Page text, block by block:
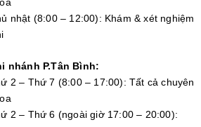
nhật (8:00 – 12:00): Khám & xét nghiệm
nhánh P.Tân Bình:
2 – Thứ 7 (8:00 – 17:00): Tất cả chuyên
2 – Thứ 6 (ngoài giờ 17:00 – 20:00):